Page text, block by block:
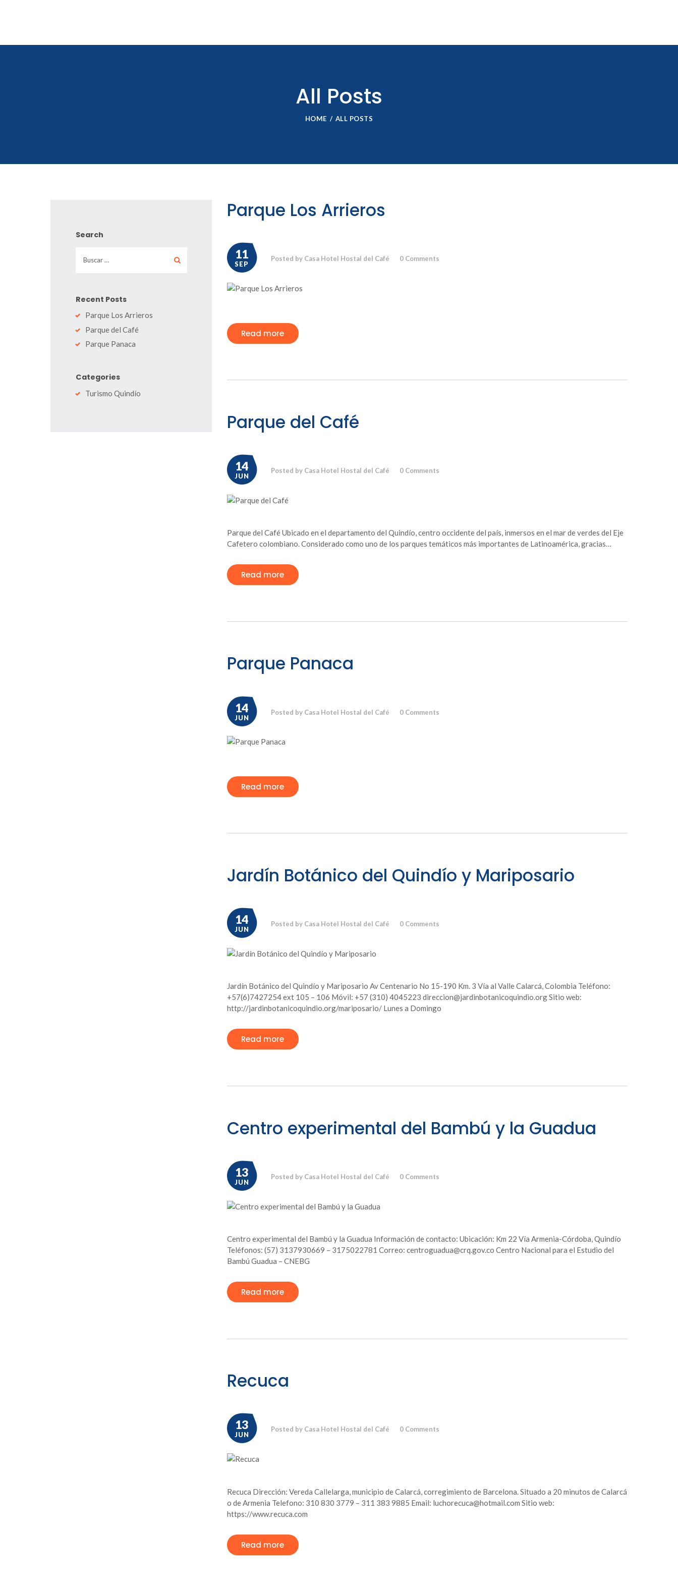
All Posts
HOME ALL POSTS
Parque Los Arrieros
11
SEP
Posted by Casa Hotel Hostal del Café 0 Comments
Read more
Parque del Café
14
JUN
Posted by Casa Hotel Hostal del Café 0 Comments
Parque del Café Ubicado en el departamento del Quindío, centro occidente del país, inmersos en el mar de verdes del Eje
Cafetero colombiano. Considerado como uno de los parques temáticos más importantes de Latinoamérica, gracias…
Read more
Parque Panaca
14
JUN
Posted by Casa Hotel Hostal del Café 0 Comments
Read more
Jardín Botánico del Quindío y Mariposario
14
JUN
Posted by Casa Hotel Hostal del Café 0 Comments
Jardín Botánico del Quindío y Mariposario Av Centenario No 15-190 Km. 3 Vía al Valle Calarcá, Colombia Teléfono:
+57(6)7427254 ext 105 – 106 Móvil: +57 (310) 4045223 direccion@jardinbotanicoquindio.org Sitio web:
http://jardinbotanicoquindio.org/mariposario/ Lunes a Domingo
Read more
Centro experimental del Bambú y la Guadua
13
JUN
Posted by Casa Hotel Hostal del Café 0 Comments
Centro experimental del Bambú y la Guadua Información de contacto: Ubicación: Km 22 Vía Armenia-Córdoba, Quindío
Teléfonos: (57) 3137930669 – 3175022781 Correo: centroguadua@crq.gov.co Centro Nacional para el Estudio del
Bambú Guadua – CNEBG
Read more
Recuca
13
JUN
Posted by Casa Hotel Hostal del Café 0 Comments
Recuca Dirección: Vereda Callelarga, municipio de Calarcá, corregimiento de Barcelona. Situado a 20 minutos de Calarcá
o de Armenia Telefono: 310 830 3779 – 311 383 9885 Email: luchorecuca@hotmail.com Sitio web:
https://www.recuca.com
Read more
Search
Recent Posts
Parque Los Arrieros
Parque del Café
Parque Panaca
Categories
Turismo Quindío